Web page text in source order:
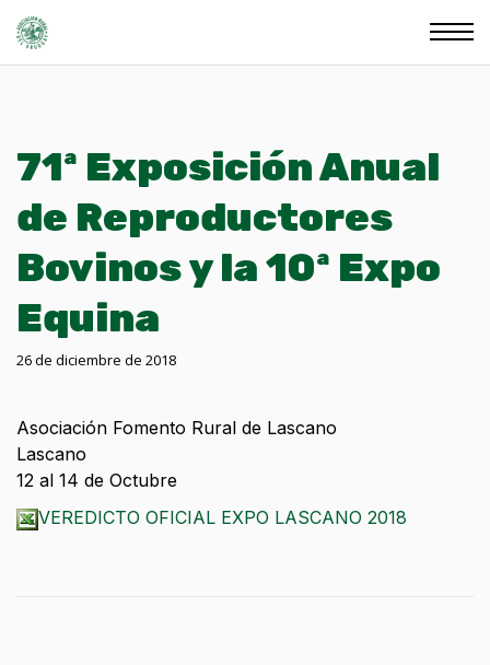
71ª Exposición Anual
de Reproductores
Bovinos y la 10ª Expo
Equina
26 de diciembre de 2018
Asociación Fomento Rural de Lascano
Lascano
12 al 14 de Octubre
VEREDICTO OFICIAL EXPO LASCANO 2018